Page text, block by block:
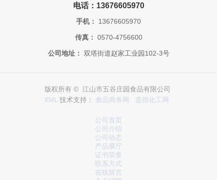
电话：13676605970
手机： 13676605970
传真： 0570-4756600
公司地址： 双塔街道赵家工业园102-3号
版权所有 © 江山市五谷庄园食品有限公司
XML 技术支持： 食品商务网 盖德化工网
公司首页
公司介绍
公司动态
产品展厅
证书荣誉
联系方式
在线留言